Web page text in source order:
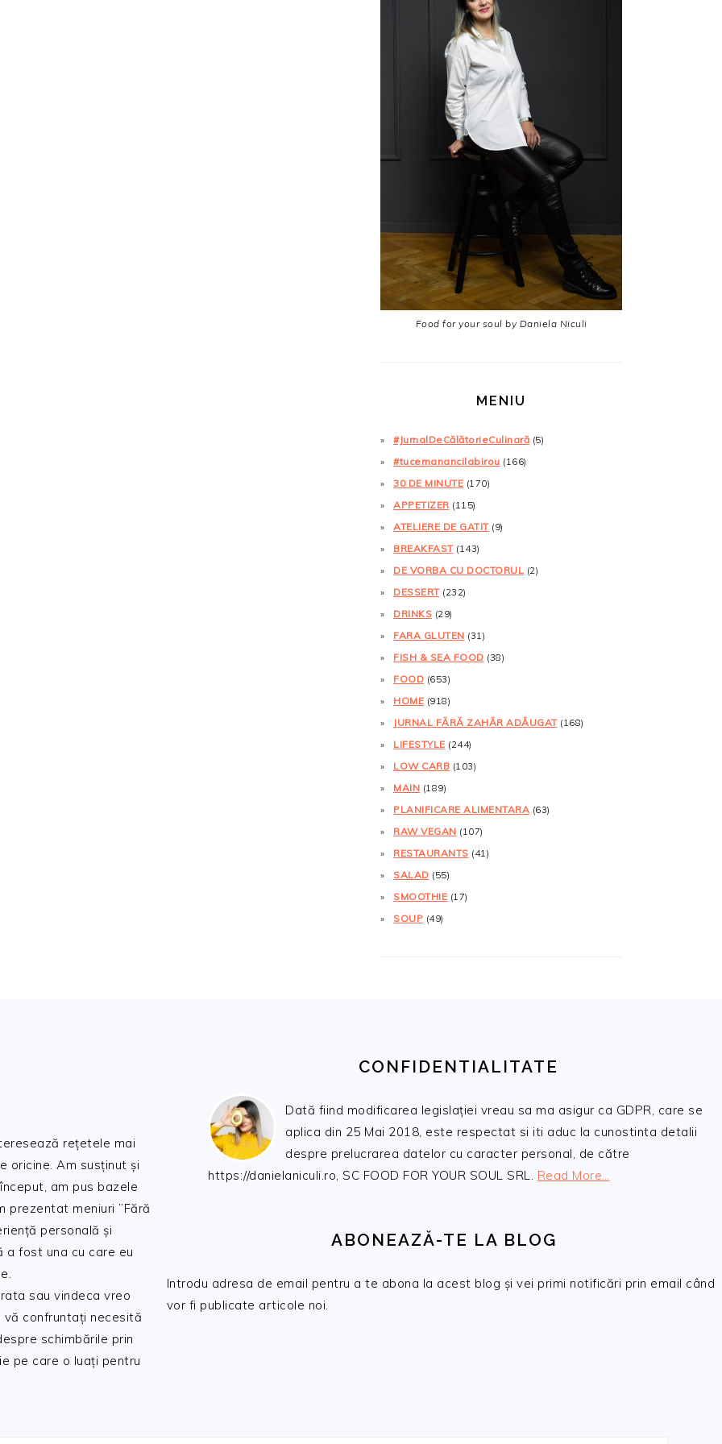
Food for your soul by Daniela Niculi
MENIU
#JurnalDeCălătorieCulinară (5)
#tucemanancilabirou (166)
30 DE MINUTE (170)
APPETIZER (115)
ATELIERE DE GATIT(9)
BREAKFAST(143)
DE VORBA CU DOCTORUL (2)
DESSERT(232)
DRINKS (29)
FARA GLUTEN (31)
FISH & SEA FOOD (38)
FOOD (653)
HOME (918)
JURNAL FĂRĂ ZAHĂR ADĂUGAT(168)
LIFESTYLE (244)
LOW CARB (103)
MAIN (189)
PLANIFICARE ALIMENTARA (63)
RAW VEGAN (107)
RESTAURANTS (41)
SALAD (55)
SMOOTHIE (17)
SOUP (49)
rețetele mai
oricine. Am susținut și
am pus bazele
prezentat meniuri ”Fără
personală și
a fost una cu care eu
sau vindeca vreo
confruntați necesită
schimbările prin
pe care o luați pentru
CONFIDENTIALITATE
Dată fiind modificarea legislației vreau sa ma asigur ca GDPR, care se
aplica din 25 Mai 2018, este respectat si iti aduc la cunostinta detalii
despre prelucrarea datelor cu caracter personal, de către
https://danielaniculi.ro, SC FOOD FOR YOUR SOUL SRL. Read More…
ABONEAZĂ-TE LA BLOG
Introdu adresa de email pentru a te abona la acest blog și vei primi notificări prin email când
vor fi publicate articole noi.